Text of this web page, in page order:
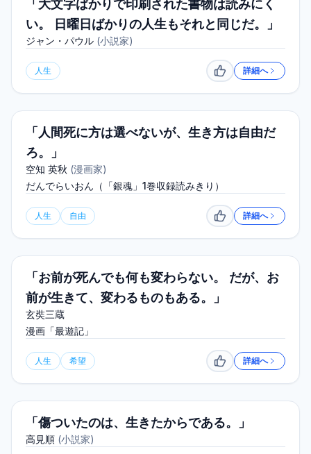
「大文字ばかりで印刷された書物は読みにく
い。 日曜日ばかりの人生もそれと同じだ。」
ジャン・パウル (小説家)
人生 いいね詳細へ
「人間死に方は選べないが、生き方は自由だ
ろ。」
空知 英秋 (漫画家)
だんでらいおん（「銀魂」1巻収録読みきり）
人生 自由 いいね詳細へ
「お前が死んでも何も変わらない。 だが、お
前が生きて、変わるものもある。」
玄奘三蔵
漫画「最遊記」
人生 希望 いいね詳細へ
「傷ついたのは、生きたからである。」
高見順 (小説家)